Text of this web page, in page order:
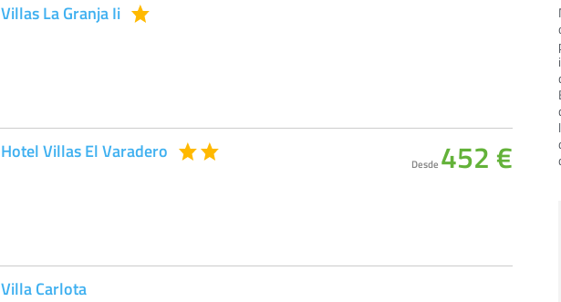
Villas La Granja Ii
Hotel Villas El Varadero
Desde 452 €
Villa Carlota